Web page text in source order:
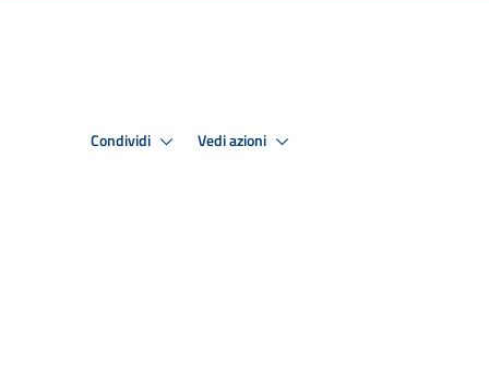
Condividi Vedi azioni